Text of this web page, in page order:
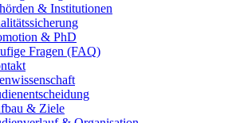
& Institutionen
& PhD
Fragen (FAQ)
& Ziele